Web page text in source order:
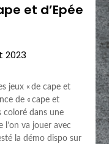
et d’Epée
2023
jeux « de cape et
de « cape et
coloré dans une
l’on va jouer avec
la démo dispo sur